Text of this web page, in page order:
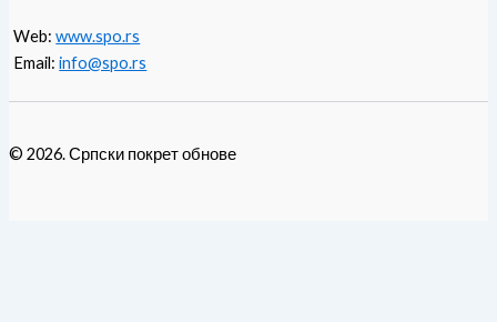
Web:www.spo.rs
Email:info@spo.rs
© 2026. Српски покрет обнове